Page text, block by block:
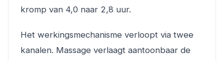
kromp van 4,0 naar 2,8 uur.
Het werkingsmechanisme verloopt via twee
kanalen. Massage verlaagt aantoonbaar de